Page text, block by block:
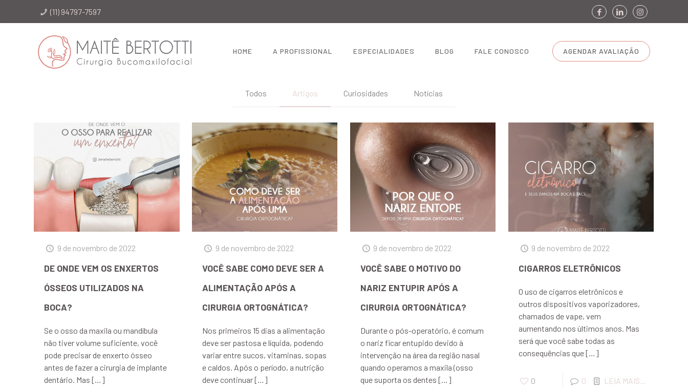
(11) 94797-7597
HOME A PROFISSIONAL ESPECIALIDADES BLOG FALE CONOSCO AGENDAR AVALIAÇÃO
Todos Artigos Curiosidades Notícias
9 de novembro de 2022
DE ONDE VEM OS ENXERTOS
ÓSSEOS UTILIZADOS NA
BOCA?
Se o osso da maxila ou mandíbula
não tiver volume suficiente, você
pode precisar de enxerto ósseo
antes de fazer a cirurgia de implante
dentário. Mas […]
9 de novembro de 2022
VOCÊ SABE COMO DEVE SER A
ALIMENTAÇÃO APÓS A
CIRURGIA ORTOGNÁTICA?
Nos primeiros 15 dias a alimentação
deve ser pastosa e líquida, podendo
variar entre sucos, vitaminas, sopas
e caldos. Após o período, a nutrição
deve continuar[…]
9 de novembro de 2022
VOCÊ SABE O MOTIVO DO
NARIZ ENTUPIR APÓS A
CIRURGIA ORTOGNÁTICA?
Durante o pós-operatório, é comum
o nariz ficar entupido devido à
intervenção na área da região nasal
quando operamos a maxila (osso
que suporta os dentes […]
9 de novembro de 2022
CIGARROS ELETRÔNICOS
O uso de cigarros eletrônicos e
outros dispositivos vaporizadores,
chamados de vape, vem
aumentando nos últimos anos. Mas
será que você sabe todas as
consequências que[…]
0 0 LEIA MAIS...